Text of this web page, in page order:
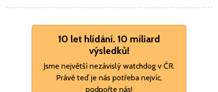
10 let hlídání. 10 miliard
výsledků!
Jsme největší nezávislý watchdog v ČR.
Právě teď je nás potřeba nejvíc,
podpořte nás!